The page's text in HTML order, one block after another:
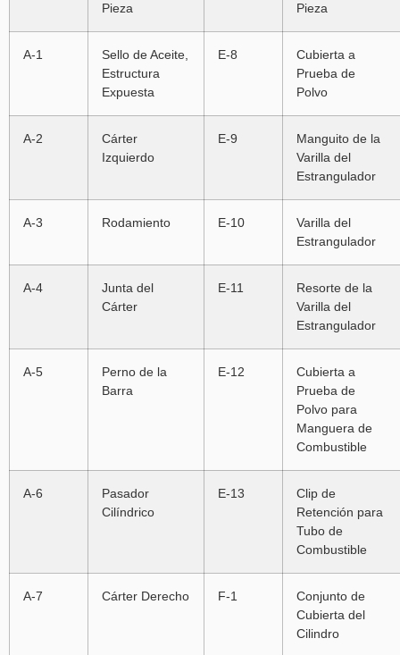
Pieza
Pieza
A-1
Sello de Aceite,
Estructura
Expuesta
E-8
Cubierta a
Prueba de
Polvo
A-2
Cárter
Izquierdo
E-9
Manguito de la
Varilla del
Estrangulador
A-3 Rodamiento E-10
Varilla del
Estrangulador
A-4
Junta del
Cárter
E-11
Resorte de la
Varilla del
Estrangulador
A-5
Perno de la
Barra
E-12
Cubierta a
Prueba de
Polvo para
Manguera de
Combustible
A-6
Pasador
Cilíndrico
E-13
Clip de
Retención para
Tubo de
Combustible
A-7 Cárter Derecho F-1
Conjunto de
Cubierta del
Cilindro